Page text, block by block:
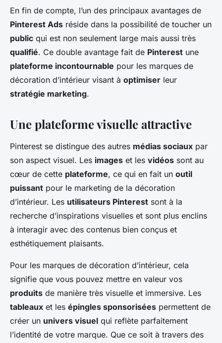
En fin de compte, l’un des principaux avantages de
Pinterest Ads réside dans la possibilité de toucher un
public qui est non seulement large mais aussi très
qualifié. Ce double avantage fait de Pinterest une
plateforme incontournable pour les marques de
décoration d’intérieur visant à optimiser leur
stratégie marketing.
Une plateforme visuelle attractive
Pinterest se distingue des autres médias sociaux par
son aspect visuel. Les images et les vidéos sont au
cœur de cette plateforme, ce qui en fait un outil
puissant pour le marketing de la décoration
d’intérieur. Les utilisateurs Pinterest sont à la
recherche d’inspirations visuelles et sont plus enclins
à interagir avec des contenus bien conçus et
esthétiquement plaisants.
Pour les marques de décoration d’intérieur, cela
signifie que vous pouvez mettre en valeur vos
produits de manière très visuelle et immersive. Les
tableaux et les épingles sponsorisées permettent de
créer un univers visuel qui reflète parfaitement
l’identité de votre marque. Que ce soit à travers des